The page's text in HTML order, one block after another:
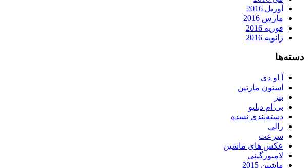
آوریل 2016
مارس 2016
فوریه 2016
ژانویه 2016
دسته‌ها
آ او دی
استون مارتین
بنز
بی ام دبلیو
دسته‌بندی نشده
رالی
سرعت
عکس های ماشین
لامبورگینی
ماشین 2015